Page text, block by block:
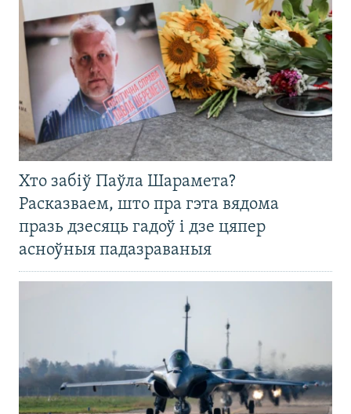
Хто забіў Паўла Шарамета?
Расказваем, што пра гэта вядома
празь дзесяць гадоў і дзе цяпер
асноўныя падазраваныя